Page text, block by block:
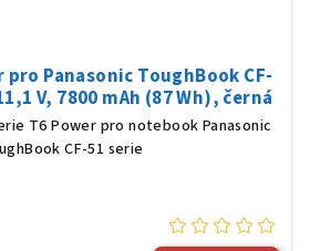
Panasonic ToughBook CF-
V, 7800 mAh (87 Wh), černá
T6 Power pro notebook Panasonic
CF-51 serie